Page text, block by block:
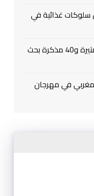
غذائية في
سقوط (الإمبراطور) بعد مطاردة متيرة و40 مذكرة بحث
في مهرجان